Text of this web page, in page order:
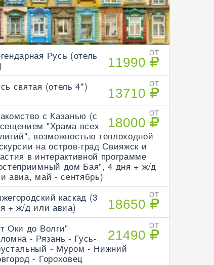
ОТ
11990
Русь (отель
ОТ
13710
святая (отель 4*)
ОТ
18000
с Казанью (с
"Храма всех
возможностью теплоходной
на остров-град Свияжск и
в интерактивной программе
дом Бая", 4 дня + ж/д
авиа, май - сентябрь)
ОТ
18650
каскад (3
+ ж/д или авиа)
ОТ
21490
Оки до Волги"
- Рязань - Гусь-
- Муром - Нижний
- Гороховец